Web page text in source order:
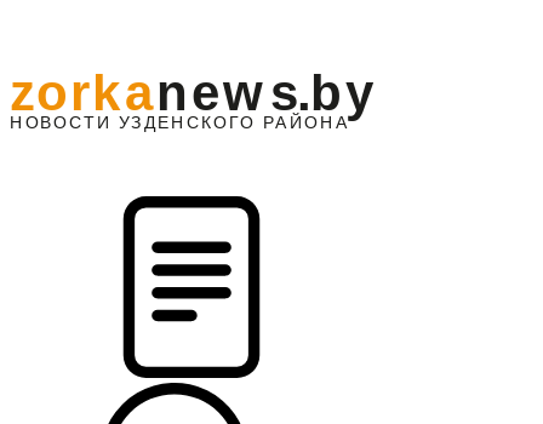
НО ВОСТИ УЗДЕНС КО ГО РАЙОНА
zorkanews.by